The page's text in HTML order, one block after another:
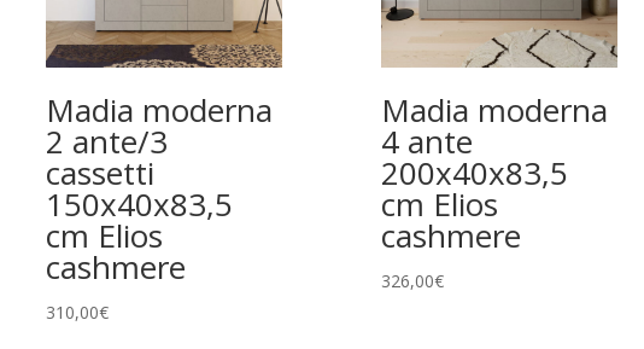
Madia moderna
2 ante/3
cassetti
150x40x83,5
cm Elios
cashmere
310,00€
Madia moderna
4 ante
200x40x83,5
cm Elios
cashmere
326,00€